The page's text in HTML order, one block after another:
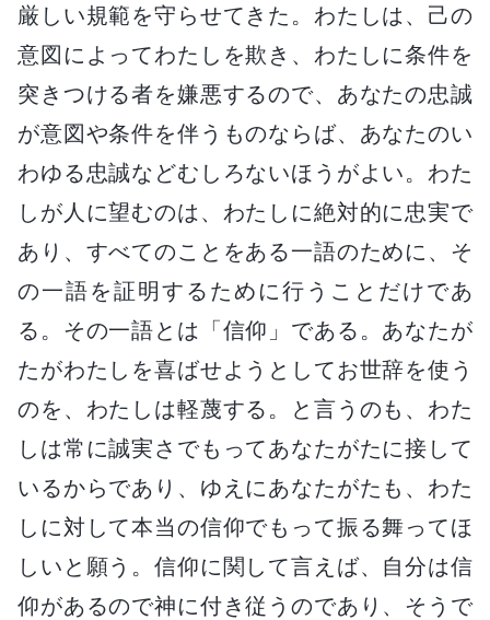
厳しい規範を守らせてきた。わたしは、己の
意図によってわたしを欺き、わたしに条件を
突きつける者を嫌悪するので、あなたの忠誠
が意図や条件を伴うものならば、あなたのい
わゆる忠誠などむしろないほうがよい。わた
しが人に望むのは、わたしに絶対的に忠実で
あり、すべてのことをある一語のために、そ
の一語を証明するために行うことだけであ
る。その一語とは「信仰」である。あなたが
たがわたしを喜ばせようとしてお世辞を使う
のを、わたしは軽蔑する。と言うのも、わた
しは常に誠実さでもってあなたがたに接して
いるからであり、ゆえにあなたがたも、わた
しに対して本当の信仰でもって振る舞ってほ
しいと願う。信仰に関して言えば、自分は信
仰があるので神に付き従うのであり、そうで